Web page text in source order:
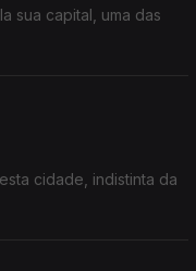
sua capital, uma das
cidade, indistinta da